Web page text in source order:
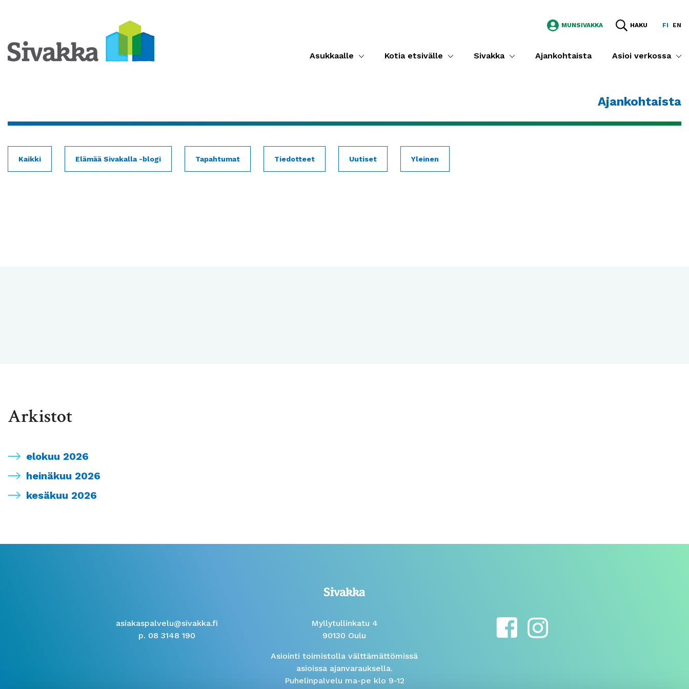
MUNSIVAKKA HAKU FI EN
Asukkaalle Kotia etsivälle Sivakka Ajankohtaista Asioi verkossa
Ajankohtaista
Kaikki Elämää Sivakalla -blogi Tapahtumat Tiedotteet Uutiset Yleinen
Arkistot
elokuu 2026
heinäkuu 2026
kesäkuu 2026
asiakaspalvelu@sivakka.fi
p. 08 3148 190
Myllytullinkatu 4
90130 Oulu
Asiointi toimistolla välttämättömissä
asioissa ajanvarauksella.
Puhelinpalvelu ma-pe klo 9-12